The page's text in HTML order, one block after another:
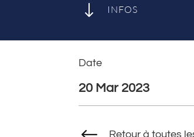
" INFOS
Date
20 Mar 2023
Retour à toutes